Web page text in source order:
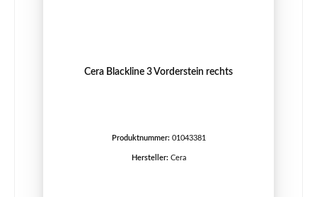
Cera Blackline 3 Vorderstein rechts
Produktnummer: 01043381
Hersteller: Cera